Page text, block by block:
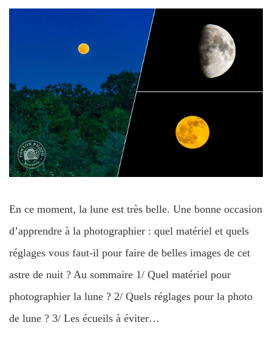
En ce moment, la lune est très belle. Une bonne occasion
d’apprendre à la photographier : quel matériel et quels
réglages vous faut-il pour faire de belles images de cet
astre de nuit ? Au sommaire 1/ Quel matériel pour
photographier la lune ? 2/ Quels réglages pour la photo
de lune ? 3/ Les écueils à éviter…